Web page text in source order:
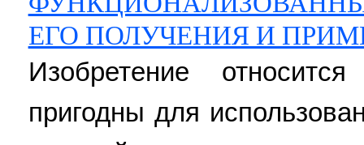
ЕГО ПОЛУЧЕНИЯ И
Изобретение
пригодны для